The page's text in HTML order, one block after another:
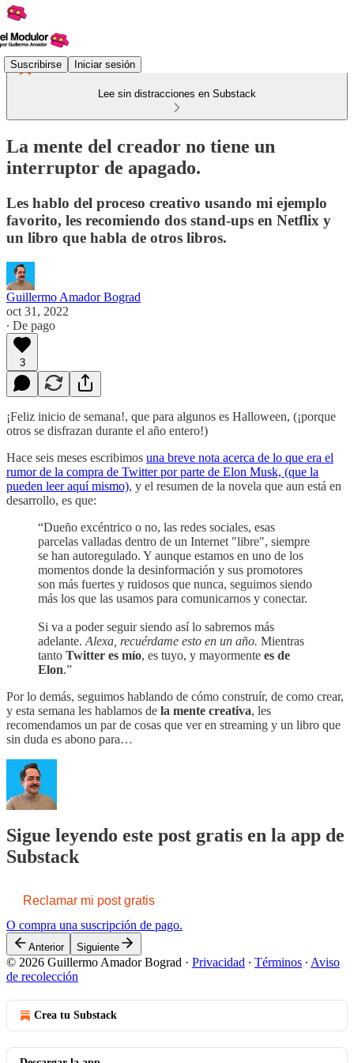
Suscribirse Iniciar sesión
Lee sin distracciones en Substack
La mente del creador no tiene un
interruptor de apagado.
Les hablo del proceso creativo usando mi ejemplo
favorito, les recomiendo dos stand-ups en Netflix y
un libro que habla de otros libros.
Guillermo Amador Bograd
oct 31, 2022
∙ De pago
3
¡Feliz inicio de semana!, que para algunos es Halloween, (¡porque
otros se disfrazan durante el año entero!)
Hace seis meses escribimos una breve nota acerca de lo que era el
rumor de la compra de Twitter por parte de Elon Musk, (que la
pueden leer aquí mismo), y el resumen de la novela que aun está en
desarrollo, es que:
“Dueño excéntrico o no, las redes sociales, esas
parcelas valladas dentro de un Internet "libre", siempre
se han autoregulado. Y aunque estamos en uno de los
momentos donde la desinformación y sus promotores
son más fuertes y ruidosos que nunca, seguimos siendo
más los que las usamos para comunicarnos y conectar.
Si va a poder seguir siendo así lo sabremos más
adelante. Alexa, recuérdame esto en un año. Mientras
tanto Twitter es mío, es tuyo, y mayormente es de
Elon.”
Por lo demás, seguimos hablando de cómo construír, de como crear,
y esta semana les hablamos de la mente creativa, les
recomendamos un par de cosas que ver en streaming y un libro que
sin duda es abono para…
Sigue leyendo este post gratis en la app de
Substack
Reclamar mi post gratis
O compra una suscripción de pago.
Anterior Siguiente
© 2026 Guillermo Amador Bograd · Privacidad ∙ Términos ∙ Aviso
de recolección
Crea tu Substack